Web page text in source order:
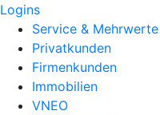
Logins
Service & Mehrwerte
Privatkunden
Firmenkunden
Immobilien
VNEO